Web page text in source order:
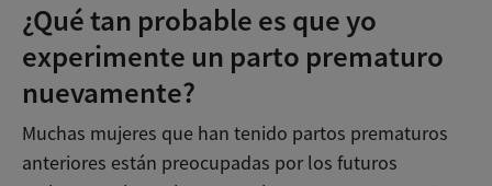
¿Qué tan probable es que yo
experimente un parto prematuro
nuevamente?
Muchas mujeres que han tenido partos prematuros
anteriores están preocupadas por los futuros